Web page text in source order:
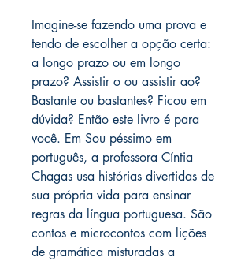
Imagine-se fazendo uma prova e
tendo de escolher a opção certa:
a longo prazo ou em longo
prazo? Assistir o ou assistir ao?
Bastante ou bastantes? Ficou em
dúvida? Então este livro é para
você. Em Sou péssimo em
português, a professora Cíntia
Chagas usa histórias divertidas de
sua própria vida para ensinar
regras da língua portuguesa. São
contos e microcontos com lições
de gramática misturadas a